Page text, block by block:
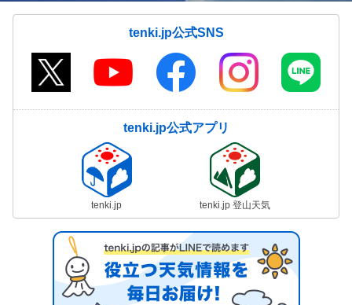
tenki.jp公式SNS
tenki.jp公式アプリ
tenki.jp tenki.jp 登山天気